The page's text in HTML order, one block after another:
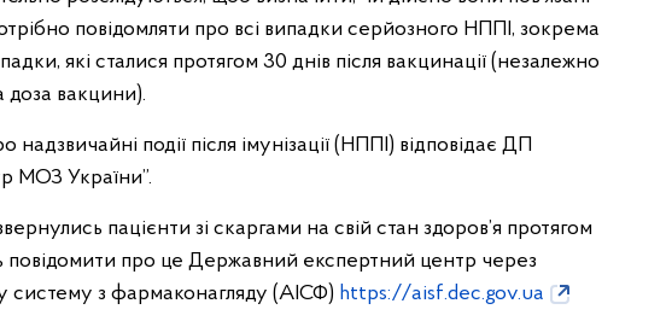
повідомляти про всі випадки серйозного НППІ, зокрема
які сталися протягом 30 днів після вакцинації (незалежно
доза вакцини).
надзвичайні події після імунізації (НППІ) відповідає ДП
МОЗ України”.
пацієнти зі скаргами на свій стан здоров’я протягом
повідомити про це Державний експертний центр через
систему з фармаконагляду (АІСФ) https://aisf.dec.gov.ua